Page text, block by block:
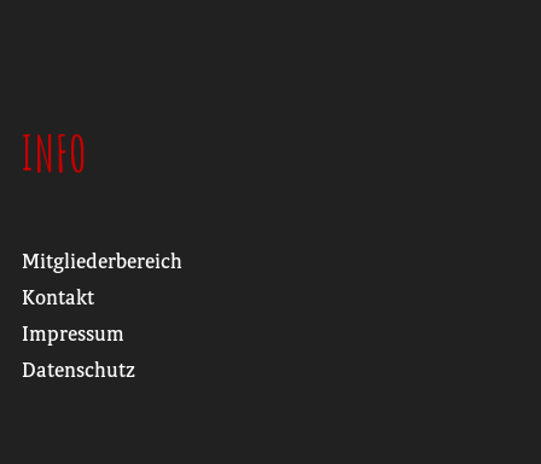
INFO
Mitgliederbereich
Kontakt
Impressum
Datenschutz